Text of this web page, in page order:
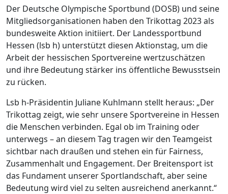
Der Deutsche Olympische Sportbund (DOSB) und seine
Mitgliedsorganisationen haben den Trikottag 2023 als
bundesweite Aktion initiiert. Der Landessportbund
Hessen (lsb h) unterstützt diesen Aktionstag, um die
Arbeit der hessischen Sportvereine wertzuschätzen
und ihre Bedeutung stärker ins öffentliche Bewusstsein
zu rücken.
Lsb h-Präsidentin Juliane Kuhlmann stellt heraus: „Der
Trikottag zeigt, wie sehr unsere Sportvereine in Hessen
die Menschen verbinden. Egal ob im Training oder
unterwegs – an diesem Tag tragen wir den Teamgeist
sichtbar nach draußen und stehen ein für Fairness,
Zusammenhalt und Engagement. Der Breitensport ist
das Fundament unserer Sportlandschaft, aber seine
Bedeutung wird viel zu selten ausreichend anerkannt.“